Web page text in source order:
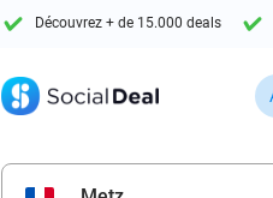
Découvrez + de 15.000 deals